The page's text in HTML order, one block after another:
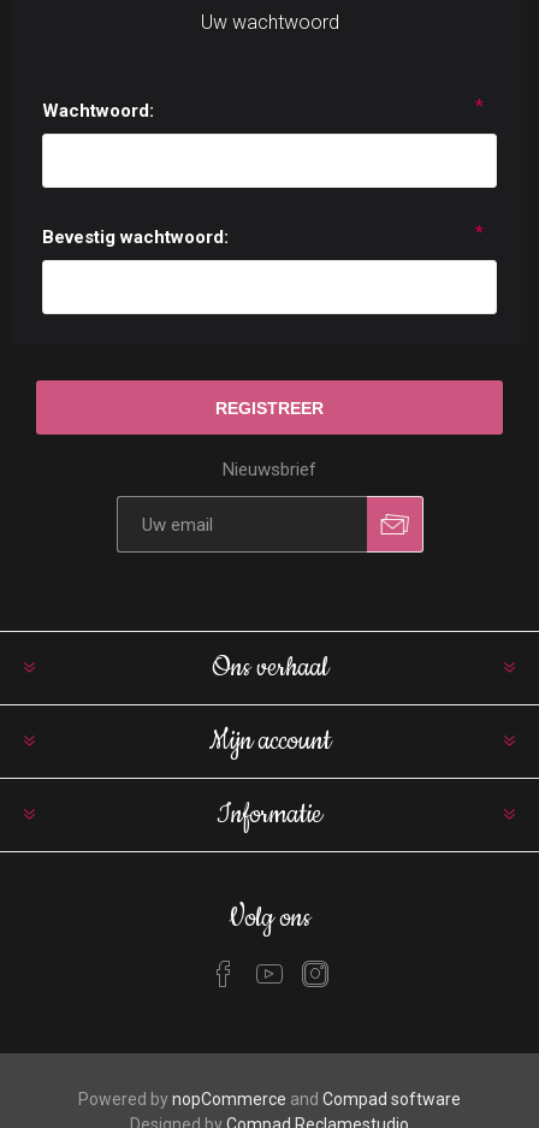
Uw wachtwoord
Wachtwoord: *
Bevestig wachtwoord: *
Nieuwsbrief
Ons verhaal
Mijn account
Informatie
Volg ons
Powered bynopCommerce and Compad software